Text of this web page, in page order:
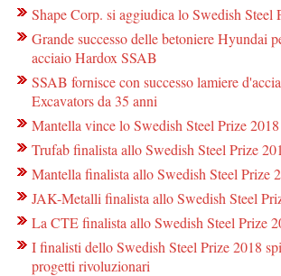
Shape Corp. si aggiudica lo Swedish Steel
Grande successo delle betoniere Hyundai
acciaio Hardox SSAB
SSAB fornisce con successo lamiere
Excavators da 35 anni
Mantella vince lo Swedish Steel Prize 2018
Trufab finalista allo Swedish Steel Prize
Mantella finalista allo Swedish Steel Prize
JAK-Metalli finalista allo Swedish Steel
La CTE finalista allo Swedish Steel Prize
I finalisti dello Swedish Steel Prize 2018
progetti rivoluzionari